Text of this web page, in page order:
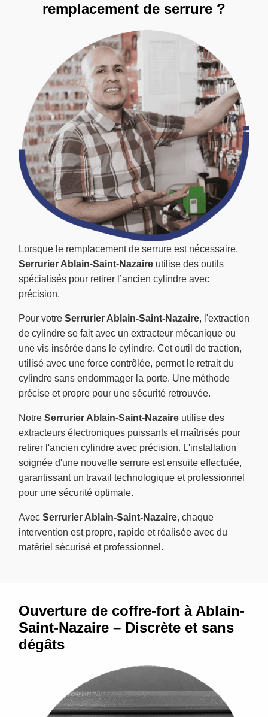
Lorsque le remplacement de serrure est nécessaire,
Serrurier Ablain-Saint-Nazaire utilise des outils
spécialisés pour retirer l’ancien cylindre avec
précision.
Pour votre Serrurier Ablain-Saint-Nazaire, l'extraction
de cylindre se fait avec un extracteur mécanique ou
une vis insérée dans le cylindre. Cet outil de traction,
utilisé avec une force contrôlée, permet le retrait du
cylindre sans endommager la porte. Une méthode
précise et propre pour une sécurité retrouvée.
Notre Serrurier Ablain-Saint-Nazaire utilise des
extracteurs électroniques puissants et maîtrisés pour
retirer l'ancien cylindre avec précision. L'installation
soignée d'une nouvelle serrure est ensuite effectuée,
garantissant un travail technologique et professionnel
pour une sécurité optimale.
Avec Serrurier Ablain-Saint-Nazaire, chaque
intervention est propre, rapide et réalisée avec du
matériel sécurisé et professionnel.
remplacement de serrure ?
Ouverture de coffre-fort à Ablain-
Saint-Nazaire – Discrète et sans
dégâts